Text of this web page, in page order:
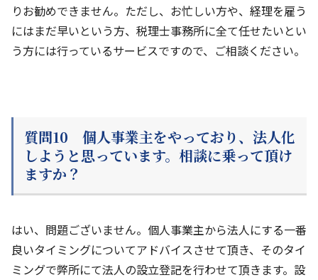
りお勧めできません。ただし、お忙しい方や、経理を雇う
にはまだ早いという方、税理士事務所に全て任せたいとい
う方には行っているサービスですので、ご相談ください。
質問10 個人事業主をやっており、法人化
しようと思っています。相談に乗って頂け
ますか？
はい、問題ございません。個人事業主から法人にする一番
良いタイミングについてアドバイスさせて頂き、そのタイ
ミングで弊所にて法人の設立登記を行わせて頂きます。設